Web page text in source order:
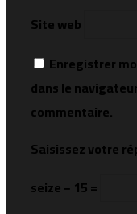
Site web
Enregistrer
dans le
commentaire.
Saisissez votre
seize − 15 =